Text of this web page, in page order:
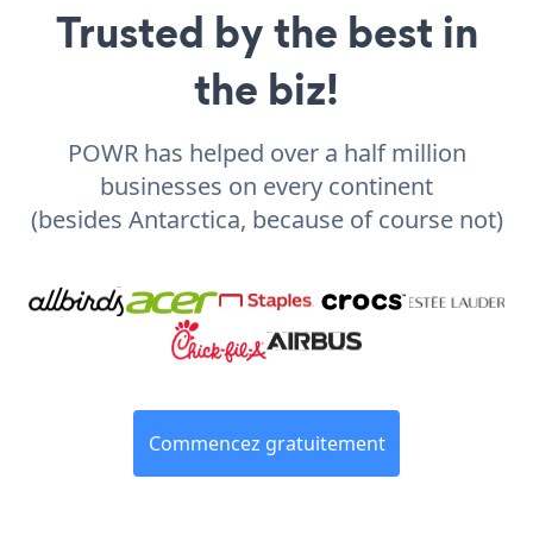
Trusted by the best in
the biz!
POWR has helped over a half million
businesses on every continent
(besides Antarctica, because of course not)
Commencez gratuitement